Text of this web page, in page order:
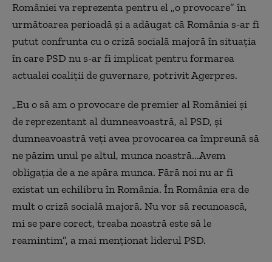
României va reprezenta pentru el „o provocare” în
următoarea perioadă şi a adăugat că România s-ar fi
putut confrunta cu o criză socială majoră în situaţia
în care PSD nu s-ar fi implicat pentru formarea
actualei coaliţii de guvernare, potrivit Agerpres.
„Eu o să am o provocare de premier al României şi
de reprezentant al dumneavoastră, al PSD, şi
dumneavoastră veţi avea provocarea ca împreună să
ne păzim unul pe altul, munca noastră...Avem
obligaţia de a ne apăra munca. Fără noi nu ar fi
existat un echilibru în România. În România era de
mult o criză socială majoră. Nu vor să recunoască,
mi se pare corect, treaba noastră este să le
reamintim”, a mai menţionat liderul PSD.